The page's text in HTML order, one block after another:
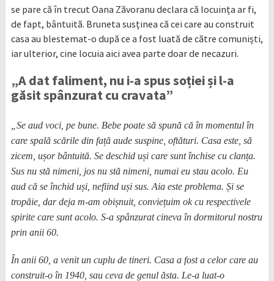
se pare că în trecut Oana Zăvoranu declara că locuința ar fi,
de fapt, bântuită. Bruneta susținea că cei care au construit
casa au blestemat-o după ce a fost luată de către comuniști,
iar ulterior, cine locuia aici avea parte doar de necazuri.
„A dat faliment, nu i-a spus soției și l-a
găsit spânzurat cu cravata”
„Se aud voci, pe bune. Bebe poate să spună că în momentul în
care spală scările din față aude suspine, oftături. Casa este, să
zicem, ușor bântuită. Se deschid uși care sunt închise cu clanța.
Sus nu stă nimeni, jos nu stă nimeni, numai eu stau acolo. Eu
aud că se închid uși, nefiind uși sus. Aia este problema. Și se
tropăie, dar deja m-am obișnuit, conviețuim ok cu respectivele
spirite care sunt acolo. S-a spânzurat cineva în dormitorul nostru
prin anii 60.
În anii 60, a venit un cuplu de tineri. Casa a fost a celor care au
construit-o în 1940, sau ceva de genul ăsta. Le-a luat-o